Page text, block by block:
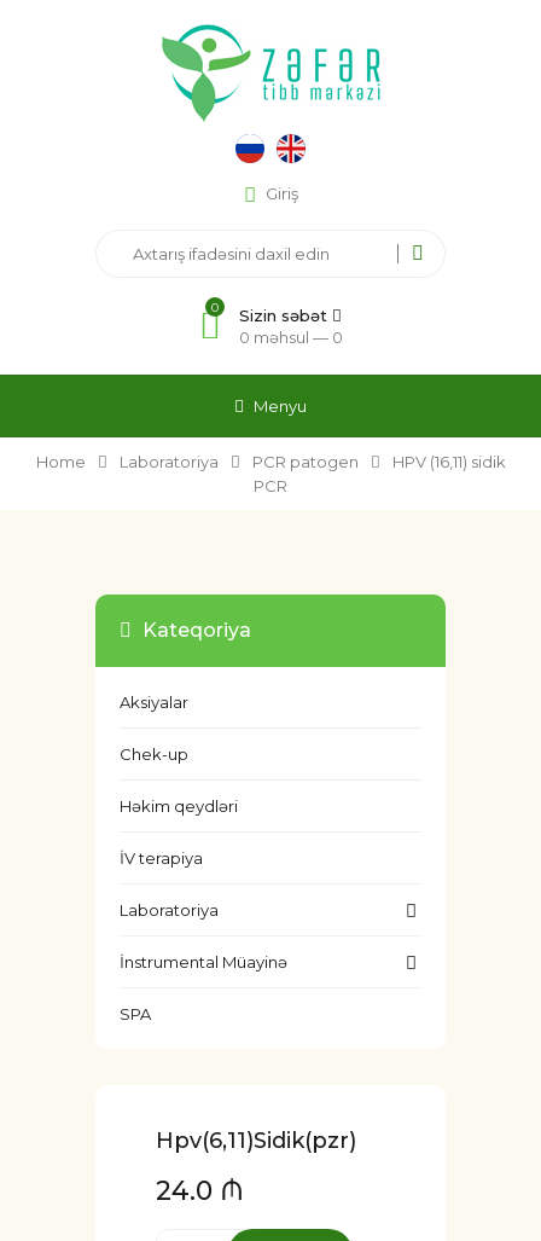
Giriş
0
Sizin səbət
0 məhsul — 0
Menyu
Home Laboratoriya PCR patogen
HPV (16,11) sidik
PCR
Kateqoriya
Aksiyalar
Chek-up
Həkim qeydləri
İV terapiya
Laboratoriya
İnstrumental Müayinə
SPA
Hpv(6,11)Sidik(pzr)
24.0 ₼